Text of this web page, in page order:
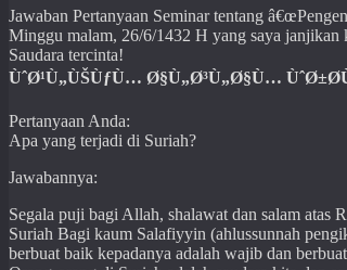
Jawaban Pertanyaan Seminar tentang
Minggu malam, 26/6/1432 H yang saya janjikan
Saudara tercinta!
ÙˆØ¹Ù„ÙŠÙƒÙ… Ø§Ù„Ø³Ù„Ø§Ù…
Pertanyaan Anda:
Apa yang terjadi di Suriah?
Jawabannya:
Segala puji bagi Allah, shalawat dan salam atas
Suriah Bagi kaum Salafiyyin (ahlussunnah
berbuat baik kepadanya adalah wajib dan